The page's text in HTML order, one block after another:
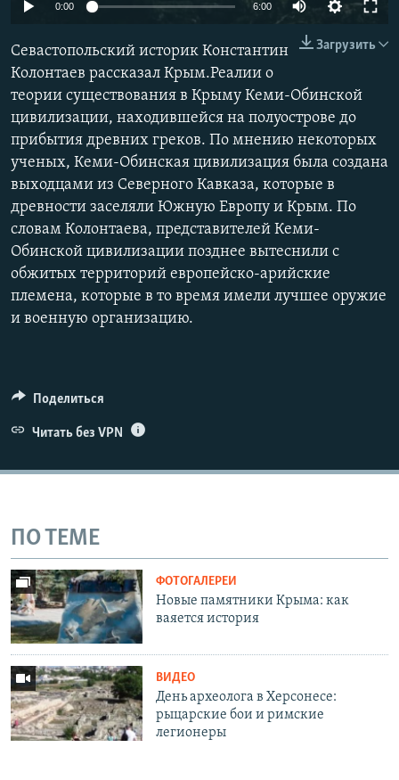
ПОБЕДИТЕЛЕЙ НЕ СУДЯТ?
КРЫМ.НЕПОКОРЕННЫЙ
ELIFBE
УКРАИНСКАЯ ПРОБЛЕМА КРЫМА
ПРИСОЕДИНЯЙТЕСЬ!
Все сайты RFE/RL
0:00 6:00
Загрузить
Севастопольский историк Константин
Колонтаев рассказал Крым.Реалии о
теории существования в Крыму Кеми-Обинской
цивилизации, находившейся на полуострове до
прибытия древних греков. По мнению некоторых
ученых, Кеми-Обинская цивилизация была создана
выходцами из Северного Кавказа, которые в
древности заселяли Южную Европу и Крым. По
словам Колонтаева, представителей Кеми-
Обинской цивилизации позднее вытеснили с
обжитых территорий европейско-арийские
племена, которые в то время имели лучшее оружие
и военную организацию.
Поделиться
Читать без VPN
ПО ТЕМЕ
ФОТОГАЛЕРЕИ
Новые памятники Крыма: как
ваяется история
ВИДЕО
День археолога в Херсонесе:
рыцарские бои и римские
легионеры